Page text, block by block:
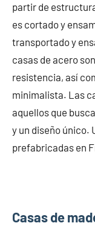
partir de
es cortado y
transportado y
casas de acero
resistencia, así
minimalista. Las
aquellos que
y un diseño único.
prefabricadas en
Casas de